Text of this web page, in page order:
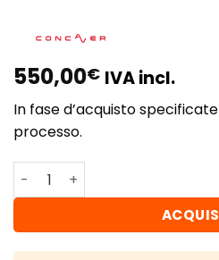
550,00€ IVA incl.
In fase d’acquisto
processo.
Concaver CVR9 20x8,5